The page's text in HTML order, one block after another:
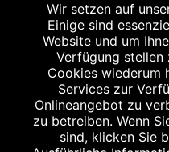
unverbindliche
ein von den Apotheken in
rezeptfreie Arzneimittel. Er
Apotheken verbindlichen
Apotheke in bestimmten
Jahren) das Produkt mit
Wir setzen auf
Einige sind
Website und um
Verfügung stellen
Cookies wiederum
Services zur
Onlineangebot zu
zu betreiben. Wenn
sind, klicken Sie